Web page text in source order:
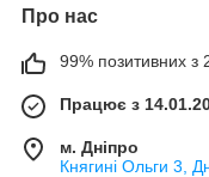
Про нас
99% позитивних з
Працює з
м. Дніпро
Княгині Ольги 3,